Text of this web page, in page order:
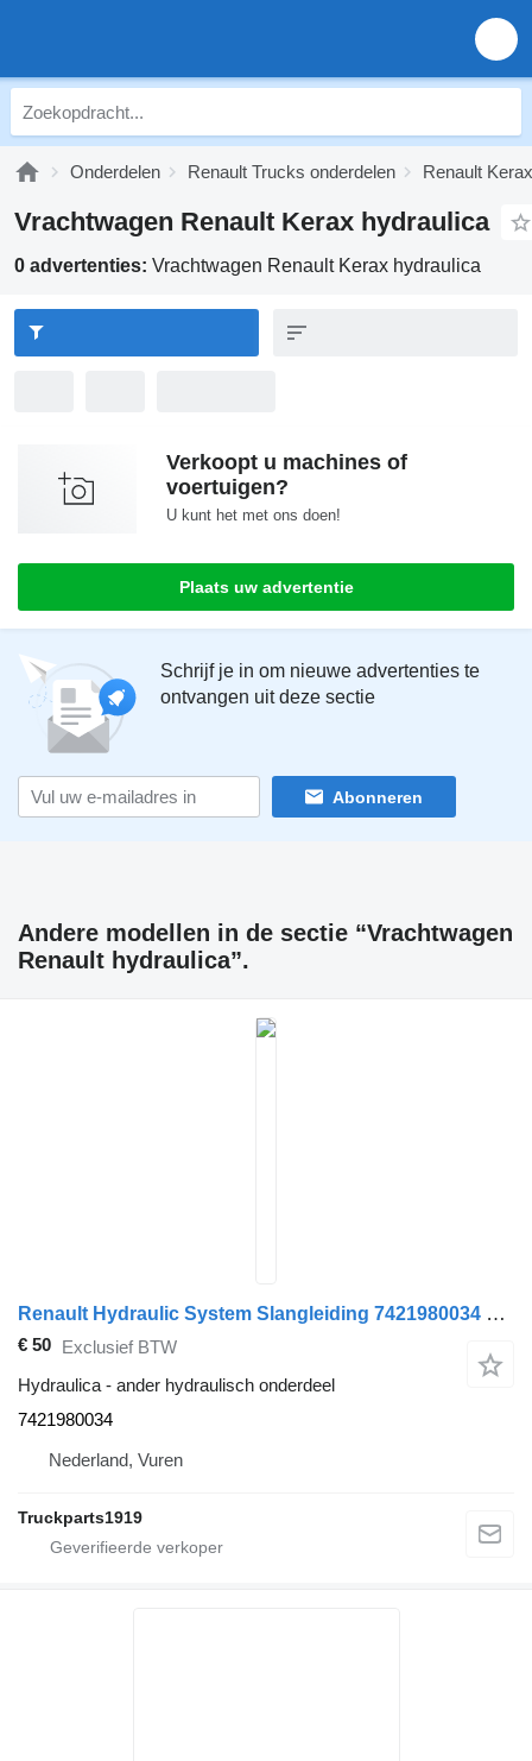
Onderdelen Renault Trucks onderdelen Renault
Vrachtwagen Renault Kerax hydraulica
0 advertenties: Vrachtwagen Renault Kerax hydraulica
Verkoopt u machines of
voertuigen?
U kunt het met ons doen!
Plaats uw advertentie
Schrijf je in om nieuwe advertenties te
ontvangen uit deze sectie
Abonneren
Andere modellen in de sectie “Vrachtwagen
Renault hydraulica”.
Renault Hydraulic System Slangleiding 7421980034 voor vrachtwagen
€ 50 Exclusief BTW
Hydraulica - ander hydraulisch onderdeel
7421980034
Nederland, Vuren
Truckparts1919